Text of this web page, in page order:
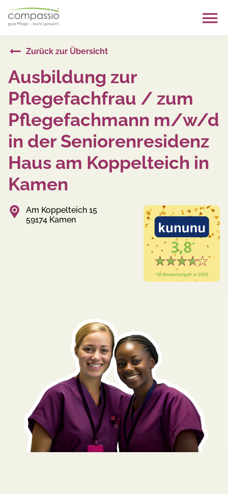
content
Zurück zur Übersicht
Ausbildung zur
Pflegefachfrau / zum
Pflegefachmann m/w/d
in der Seniorenresidenz
Haus am Koppelteich in
Kamen
Am Koppelteich 15
59174 Kamen